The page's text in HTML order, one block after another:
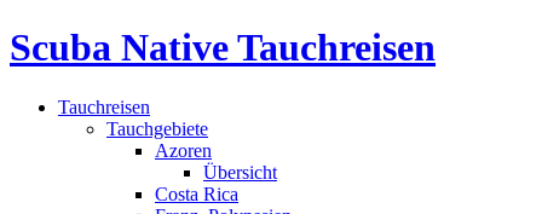
Scuba Native Tauchreisen
Tauchreisen
Tauchgebiete
Azoren
Übersicht
Costa Rica